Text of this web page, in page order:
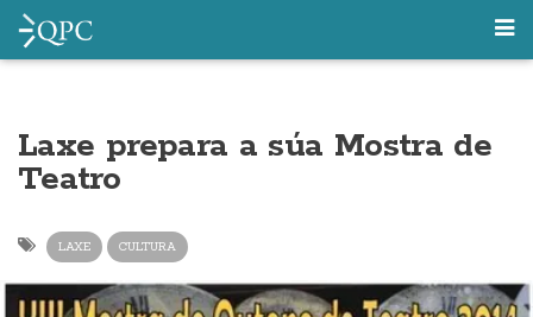
Laxe prepara a súa Mostra de
Teatro
LAXE CULTURA